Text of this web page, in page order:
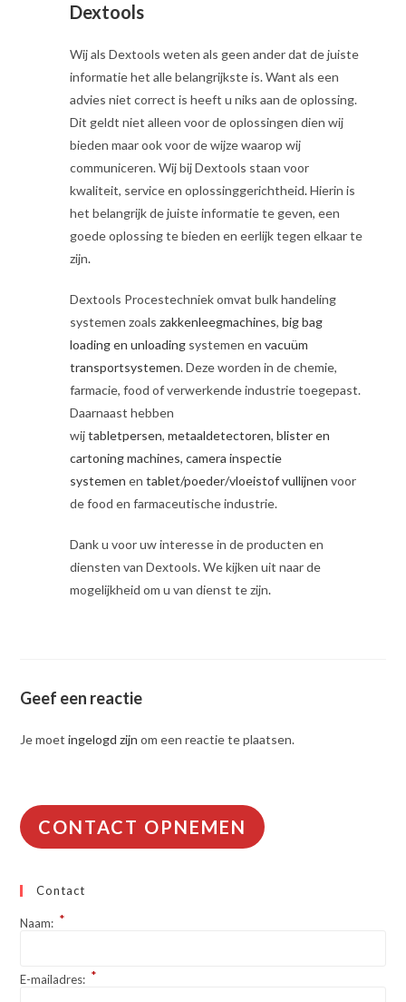
Dextools
Wij als Dextools weten als geen ander dat de juiste
informatie het alle belangrijkste is. Want als een
advies niet correct is heeft u niks aan de oplossing.
Dit geldt niet alleen voor de oplossingen dien wij
bieden maar ook voor de wijze waarop wij
communiceren. Wij bij Dextools staan voor
kwaliteit, service en oplossinggerichtheid.Hierin is
het belangrijk de juiste informatie te geven, een
goede oplossing te bieden en eerlijk tegen elkaar te
zijn.
Dextools Procestechniek omvat bulk handeling
systemen zoalszakkenleegmachines,big bag
loading en unloading systemen en vacuüm
transportsystemen. Deze worden in de chemie,
farmacie, food of verwerkende industrie toegepast.
Daarnaast hebben
wijtabletpersen,metaaldetectoren,blister en
cartoning machines, camera inspectie
systemen entablet/poeder/vloeistof vullijnen voor
de food en farmaceutische industrie.
Dank u voor uw interesse in de producten en
diensten van Dextools. We kijken uit naar de
mogelijkheid om u van dienst te zijn.
Geef een reactie
Je moetingelogd zijn om een reactie te plaatsen.
CONTACT OPNEMEN
Contact
Naam: *
E-mailadres: *